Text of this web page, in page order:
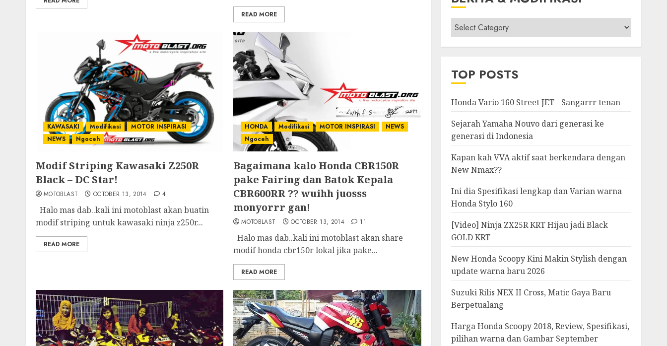
READ MORE
KAWASAKI Modifikasi
MOTOR INSPIRASI
NEWS
Ngoceh
Modif Striping Kawasaki Z250R
Black – DC Star!
MOTOBLAST OCTOBER 13, 2014 4
Halo mas dab..kali ini motoblast akan buatin
modif striping untuk kawasaki ninja z250r...
READ MORE
HONDA Modifikasi MOTOR INSPIRASI
NEWS
Ngoceh
Bagaimana kalo Honda CBR150R
pake Fairing dan Batok Kepala
CBR600RR ?? wuihh juosss
monyorrr gan!
MOTOBLAST OCTOBER 13, 2014 11
Halo mas dab..kali ini motoblast akan share
modif honda cbr150r lokal jika pake...
READ MORE
Berita
&
Modifikasi
TOP POSTS
Honda Vario 160 Street JET - Sangarrr tenan
Sejarah Yamaha Nouvo dari generasi ke
generasi di Indonesia
Kapan kah VVA aktif saat berkendara dengan
New Nmax??
Ini dia Spesifikasi lengkap dan Varian warna
Honda Stylo 160
[Video] Ninja ZX25R KRT Hijau jadi Black
GOLD KRT
New Honda Scoopy Kini Makin Stylish dengan
update warna baru 2026
Suzuki Rilis NEX II Cross, Matic Gaya Baru
Berpetualang
Harga Honda Scoopy 2018, Review, Spesifikasi,
pilihan warna dan Gambar September